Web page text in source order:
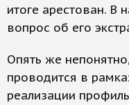
итоге арестован. В
вопрос об его
Опять же
проводится в
реализации